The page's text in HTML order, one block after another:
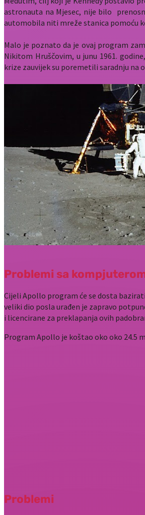
astronauta na Mjesec, nije bilo
automobila niti mreže stanica pomoću
Malo je poznato da je ovaj program
Nikitom Hruščovim, u junu 1961.
krize zauvijek su poremetili saradnju na
Problemi sa
Cijeli Apollo program će se dosta
veliki dio posla urađen je zapravo
i licencirane za preklapanja ovih
Program Apollo je koštao oko oko 24.5
Problemi